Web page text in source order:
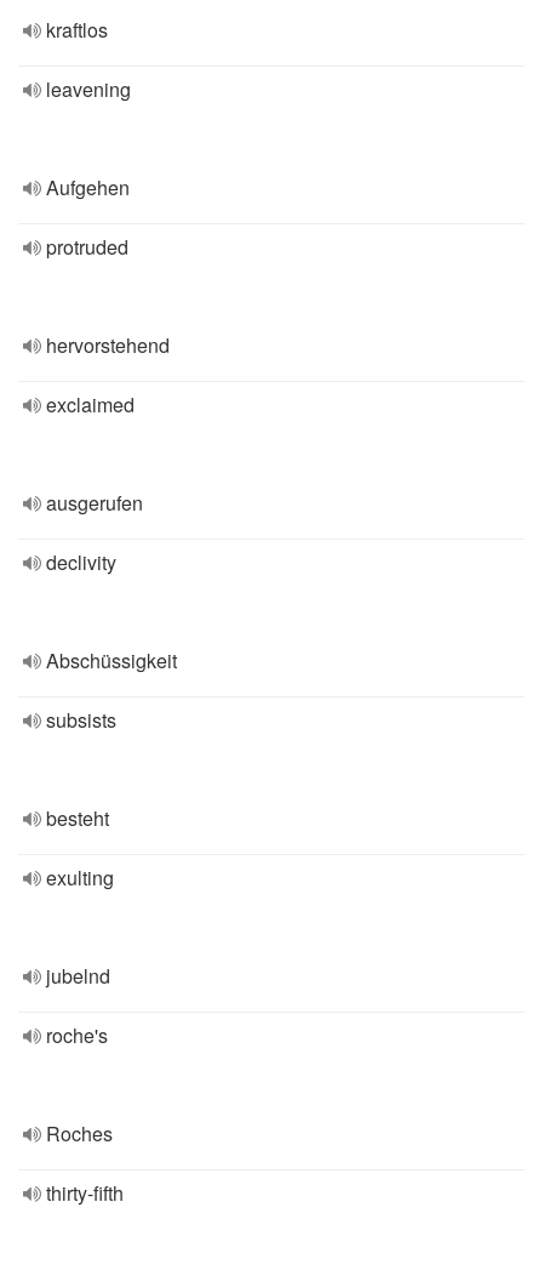
kraftlos
leavening
Aufgehen
protruded
hervorstehend
exclaimed
ausgerufen
declivity
Abschüssigkeit
subsists
besteht
exulting
jubelnd
roche's
Roches
thirty-fifth